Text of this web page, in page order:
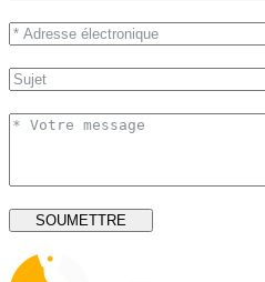
SOUMETTRE